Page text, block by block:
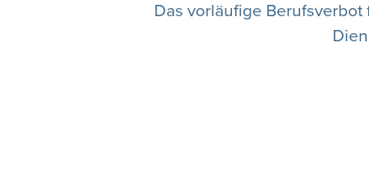
Das vorläufige